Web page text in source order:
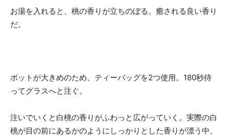
お湯を入れると、桃の香りが立ちのぼる。癒される良い香り
だ。
ポットが大きめのため、ティーバッグを2つ使用。180秒待
ってグラスへと注ぐ。
注いでいくと白桃の香りがふわっと広がっていく。実際の白
桃が目の前にあるかのようにしっかりとした香りが漂う中、